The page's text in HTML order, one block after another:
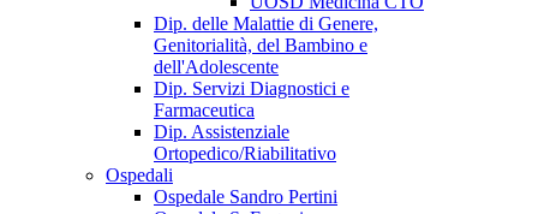
Dip. delle Malattie di Genere,
Genitorialità, del Bambino e
dell'Adolescente
Dip. Servizi Diagnostici e
Farmaceutica
Dip. Assistenziale
Ortopedico/Riabilitativo
Ospedali
Ospedale Sandro Pertini